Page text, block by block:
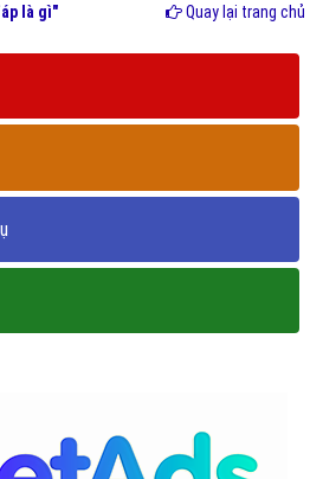
là gì" Quay lại trang chủ